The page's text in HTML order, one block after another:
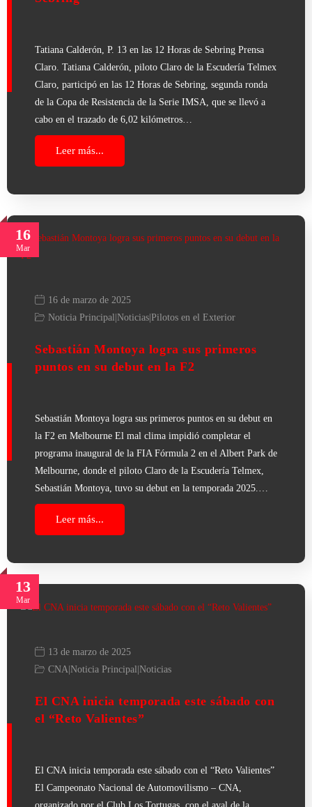
Tatiana Calderón, P. 13 en las 12 Horas de Sebring Prensa
Claro. Tatiana Calderón, piloto Claro de la Escudería Telmex
Claro, participó en las 12 Horas de Sebring, segunda ronda
de la Copa de Resistencia de la Serie IMSA, que se llevó a
cabo en el trazado de 6,02 kilómetros…
Leer más...
16
Mar
16 de marzo de 2025
Noticia Principal Noticias Pilotos en el Exterior
Sebastián Montoya logra sus primeros
puntos en su debut en la F2
Sebastián Montoya logra sus primeros puntos en su debut en
la F2 en Melbourne El mal clima impidió completar el
programa inaugural de la FIA Fórmula 2 en el Albert Park de
Melbourne, donde el piloto Claro de la Escudería Telmex,
Sebastián Montoya, tuvo su debut en la temporada 2025.…
Leer más...
13
Mar
13 de marzo de 2025
CNA Noticia Principal Noticias
El CNA inicia temporada este sábado con
el “Reto Valientes”
El CNA inicia temporada este sábado con el “Reto Valientes”
El Campeonato Nacional de Automovilismo – CNA,